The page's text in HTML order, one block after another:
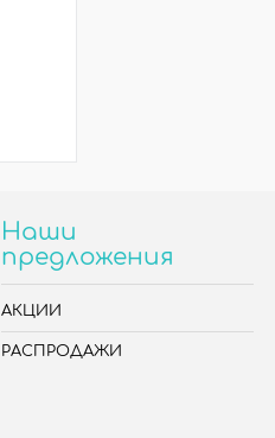
Наши
предложения
АКЦИИ
РАСПРОДАЖИ